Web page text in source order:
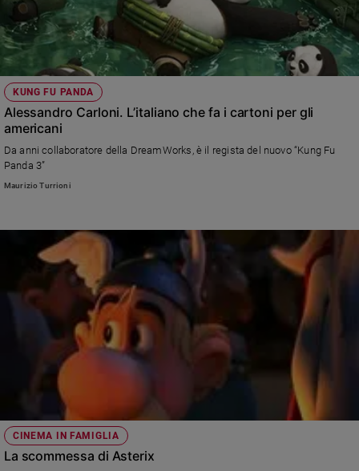
KUNG FU PANDA
Alessandro Carloni. L’italiano che fa i cartoni per gli
americani
Da anni collaboratore della DreamWorks, è il regista del nuovo “Kung Fu
Panda 3”
Maurizio Turrioni
CINEMA IN FAMIGLIA
La scommessa di Asterix